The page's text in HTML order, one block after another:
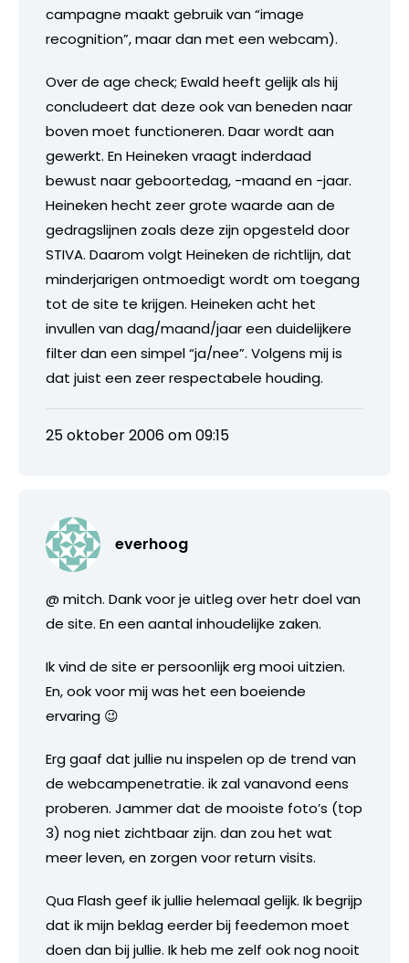
campagne maakt gebruik van “image
recognition”, maar dan met een webcam).
Over de age check; Ewald heeft gelijk als hij
concludeert dat deze ook van beneden naar
boven moet functioneren. Daar wordt aan
gewerkt. En Heineken vraagt inderdaad
bewust naar geboortedag, -maand en -jaar.
Heineken hecht zeer grote waarde aan de
gedragslijnen zoals deze zijn opgesteld door
STIVA. Daarom volgt Heineken de richtlijn, dat
minderjarigen ontmoedigt wordt om toegang
tot de site te krijgen. Heineken acht het
invullen van dag/maand/jaar een duidelijkere
filter dan een simpel “ja/nee”. Volgens mij is
dat juist een zeer respectabele houding.
25 oktober 2006 om 09:15
everhoog
@ mitch. Dank voor je uitleg over hetr doel van
de site. En een aantal inhoudelijke zaken.
Ik vind de site er persoonlijk erg mooi uitzien.
En, ook voor mij was het een boeiende
ervaring 😉
Erg gaaf dat jullie nu inspelen op de trend van
de webcampenetratie. ik zal vanavond eens
proberen. Jammer dat de mooiste foto’s (top
3) nog niet zichtbaar zijn. dan zou het wat
meer leven, en zorgen voor return visits.
Qua Flash geef ik jullie helemaal gelijk. Ik begrijp
dat ik mijn beklag eerder bij feedemon moet
doen dan bij jullie. Ik heb me zelf ook nog nooit